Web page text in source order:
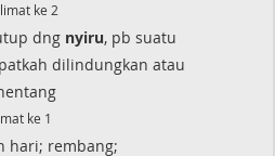
ke 2
dng nyiru, pb suatu
dilindungkan atau
ke 1
hari; rembang;